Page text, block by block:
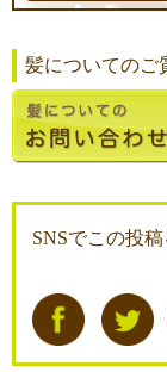
髪についてのご
SNSでこの投